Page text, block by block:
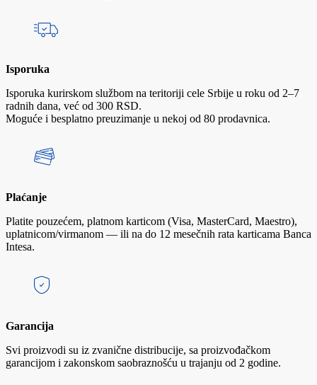
Isporuka
Isporuka kurirskom službom na teritoriji cele Srbije u roku od 2–7
radnih dana, već od 300 RSD.
Moguće i besplatno preuzimanje u nekoj od 80 prodavnica.
Plaćanje
Platite pouzećem, platnom karticom (Visa, MasterCard, Maestro),
uplatnicom/virmanom — ili na do 12 mesečnih rata karticama Banca
Intesa.
Garancija
Svi proizvodi su iz zvanične distribucije, sa proizvođačkom
garancijom i zakonskom saobraznošću u trajanju od 2 godine.